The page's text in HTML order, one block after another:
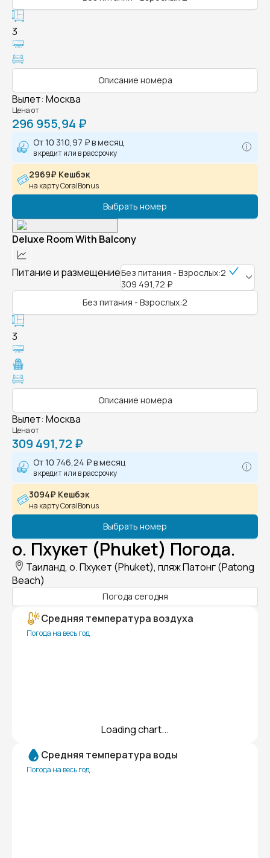
3
Описание номера
Вылет: Москва
Цена от
296 955,94 ₽
От10 310,97 ₽в месяц
в кредит или в рассрочку
2969₽ Кешбэк
на карту CoralBonus
Выбрать номер
Deluxe Room With Balcony
Питание и размещениеБез питания - Взрослых:2
309 491,72 ₽
Без питания - Взрослых:2
3
Описание номера
Вылет: Москва
Цена от
309 491,72 ₽
От10 746,24 ₽в месяц
в кредит или в рассрочку
3094₽ Кешбэк
на карту CoralBonus
Выбрать номер
о. Пхукет (Phuket) Погода.
Таиланд, о. Пхукет (Phuket), пляж Патонг (Patong
Beach)
Погода сегодня
Средняя температура воздуха
Погода на весь год
Loading chart...
Средняя температура воды
Погода на весь год